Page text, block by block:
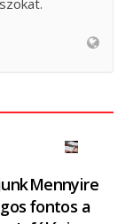
Mennyire
fontos a